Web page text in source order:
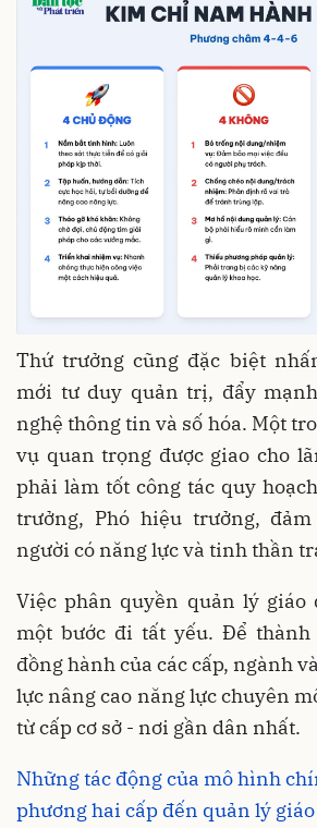
Thứ trưởng cũng đặc biệt
mới tư duy quản trị, đẩy
nghệ thông tin và số hóa. Một
vụ quan trọng được giao cho
phải làm tốt công tác quy
trưởng, Phó hiệu trưởng,
người có năng lực và tinh thần
Việc phân quyền quản lý giáo
một bước đi tất yếu. Để thành
đồng hành của các cấp, ngành
lực nâng cao năng lực chuyên
từ cấp cơ sở - nơi gần dân nhất.
Những tác động của mô hình
phương hai cấp đến quản lý